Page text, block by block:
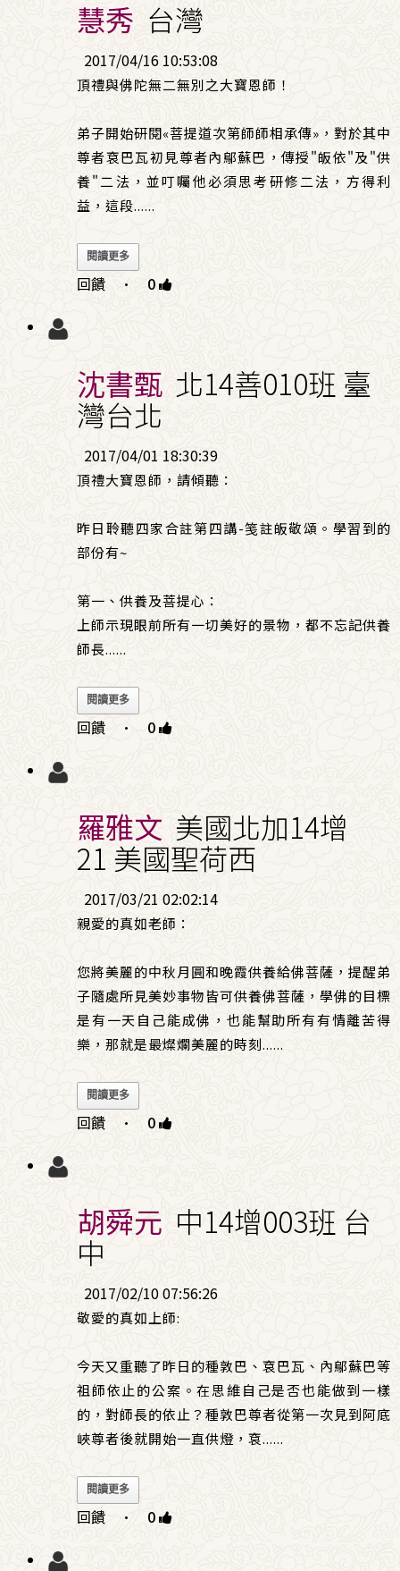
慧秀 台灣
2017/04/16 10:53:08
頂禮與佛陀無二無別之大寶恩師！
弟子開始研閱«菩提道次第師師相承傳»，對於其中
尊者袞巴瓦初見尊者內鄔蘇巴，傳授"皈依"及"供
養"二法，並叮囑他必須思考研修二法，方得利
益，這段......
閱讀更多
回饋 · 0
沈書甄 北14善010班 臺
灣台北
2017/04/01 18:30:39
頂禮大寶恩師，請傾聽：
昨日聆聽四家合註第四講-笺註皈敬頌。學習到的
部份有~
第一、供養及菩提心：
上師示現眼前所有一切美好的景物，都不忘記供養
師長......
閱讀更多
回饋 · 0
羅雅文 美國北加14增
21 美國聖荷西
2017/03/21 02:02:14
親愛的真如老師：
您將美麗的中秋月圓和晚霞供養給佛菩薩，提醒弟
子隨處所見美妙事物皆可供養佛菩薩，學佛的目標
是有一天自己能成佛，也能幫助所有有情離苦得
樂，那就是最燦爛美麗的時刻......
閱讀更多
回饋 · 0
胡舜元 中14增003班 台
中
2017/02/10 07:56:26
敬愛的真如上師:
今天又重聽了昨日的種敦巴、袞巴瓦、內鄔蘇巴等
祖師依止的公案。在思維自己是否也能做到一樣
的，對師長的依止？種敦巴尊者從第一次見到阿底
峽尊者後就開始一直供燈，袞......
閱讀更多
回饋 · 0